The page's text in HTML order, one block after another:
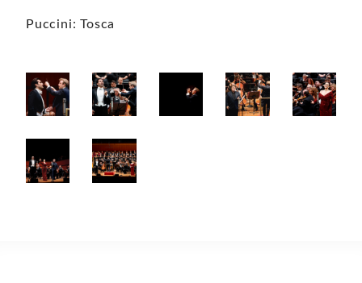
KlassikAkzente
STAGE+
Puccini: Tosca